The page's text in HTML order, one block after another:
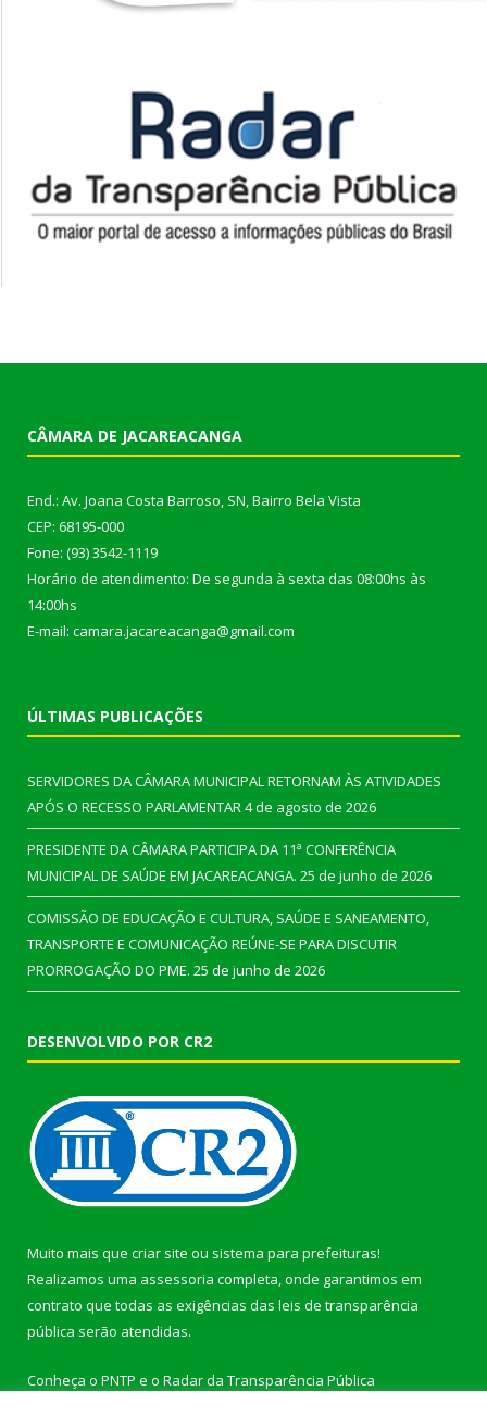
CÂMARA DE JACAREACANGA
End.: Av. Joana Costa Barroso, SN, Bairro Bela Vista
CEP: 68195-000
Fone: (93) 3542-1119
Horário de atendimento: De segunda à sexta das 08:00hs às
14:00hs
E-mail: camara.jacareacanga@gmail.com
ÚLTIMAS PUBLICAÇÕES
SERVIDORES DA CÂMARA MUNICIPAL RETORNAM ÀS ATIVIDADES
APÓS O RECESSO PARLAMENTAR4 de agosto de 2026
PRESIDENTE DA CÂMARA PARTICIPA DA 11ª CONFERÊNCIA
MUNICIPAL DE SAÚDE EM JACAREACANGA. 25 de junho de 2026
COMISSÃO DE EDUCAÇÃO E CULTURA, SAÚDE E SANEAMENTO,
TRANSPORTE E COMUNICAÇÃO REÚNE-SE PARA DISCUTIR
PRORROGAÇÃO DO PME. 25 de junho de 2026
DESENVOLVIDO POR CR2
Muito mais que criar site ou sistema para prefeituras!
Realizamos uma assessoria completa, onde garantimos em
contrato que todas as exigências das leis de transparência
pública serão atendidas.
Conheça o PNTP e o Radar da Transparência Pública